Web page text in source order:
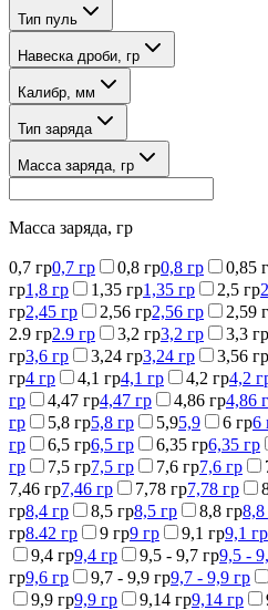
Тип пуль
Навеска дроби, гр
Калибр, мм
Тип заряда
Масса заряда, гр
Масса заряда, гр
0,7 гр0,7 гр 0,8 гр0,8 гр 0,85
гр1,8 гр 1,35 гр1,35 гр 2,5 гр
гр2,45 гр 2,56 гр2,56 гр 2,59
2.9 гр2.9 гр 3,2 гр3,2 гр 3,3 гр
гр3,6 гр 3,24 гр3,24 гр 3,56 гр
гр4 гр 4,1 гр4,1 гр 4,2 гр4,2
гр
4,47 гр4,47 гр 4,86 гр4,86
гр
5,8 гр5,8 гр 5,95,9 6 гр6
гр
6,5 гр6,5 гр 6,35 гр6,35 гр
гр
7,5 гр7,5 гр 7,6 гр7,6 гр
7,46 гр7,46 гр 7,78 гр7,78 гр
гр8,4 гр 8,5 гр8,5 гр 8,8 гр8,8
гр8.42 гр 9 гр9 гр 9,1 гр9,1 гр
9,4 гр9,4 гр 9,5 - 9,7 гр9,5 -
гр9,6 гр 9,7 - 9,9 гр9,7 - 9,9 гр
9,9 гр9,9 гр 9,14 гр9,14 гр